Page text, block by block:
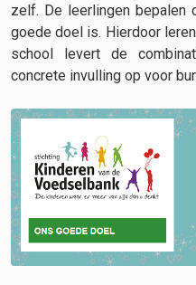
zelf. De leerlingen
goede doel is. Hierdoor
school levert de
concrete invulling op voor